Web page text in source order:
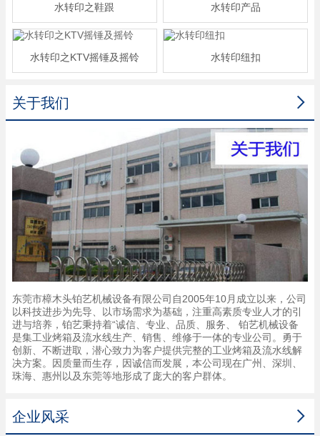
水转印之鞋跟 水转印产品
水转印之KTV摇锤及摇铃 水转印纽扣

关于我们
东莞市樟木头铂艺机械设备有限公司自2005年10月成立以来，公司
以科技进步为先导、以市场需求为基础，注重高素质专业人才的引
进与培养，铂艺秉持着“诚信、专业、品质、服务、 铂艺机械设备
是集工业烤箱及流水线生产、销售、维修于一体的专业公司。勇于
创新、不断进取，潜心致力为客户提供完整的工业烤箱及流水线解
决方案。因质量而生存，因诚信而发展，本公司现在广州、深圳、
珠海、惠州以及东莞等地形成了庞大的客户群体。

企业风采